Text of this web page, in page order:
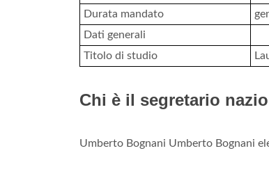
Durata mandato
Dati generali
Titolo di studio
Chi è il segretario
Umberto Bognani Umberto Bognani